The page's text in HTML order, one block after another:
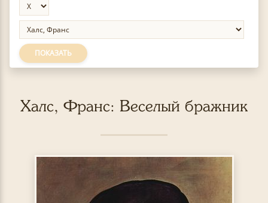
ПОКАЗАТЬ
Халс, Франс: Веселый бражник